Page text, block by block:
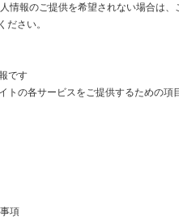
情報のご提供を希望されない場合は
ださい。
です
トの各サービスをご提供するための項
項